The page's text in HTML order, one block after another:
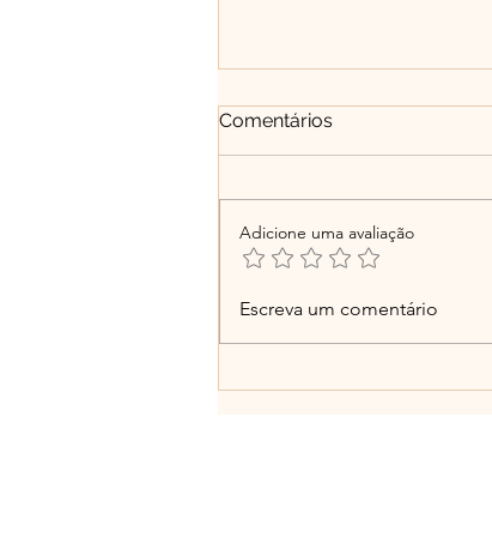
Educação humanizadora:
Comentários
Adicione uma avaliação
Escreva um comentário